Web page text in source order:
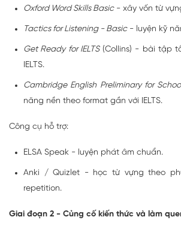
Oxford Word Skills Basic- xây vốn từ
Tactics for Listening - Basic- luyện kỹ
Get Ready for IELTS(Collins) - bài tập
IELTS.
Cambridge English Preliminary for
năng nền theo format gần với IELTS.
Công cụ hỗ trợ:
ELSA Speak - luyện phát âm chuẩn.
Anki / Quizlet - học từ vựng theo
repetition.
Giai đoạn 2 - Củng cố kiến thức và làm